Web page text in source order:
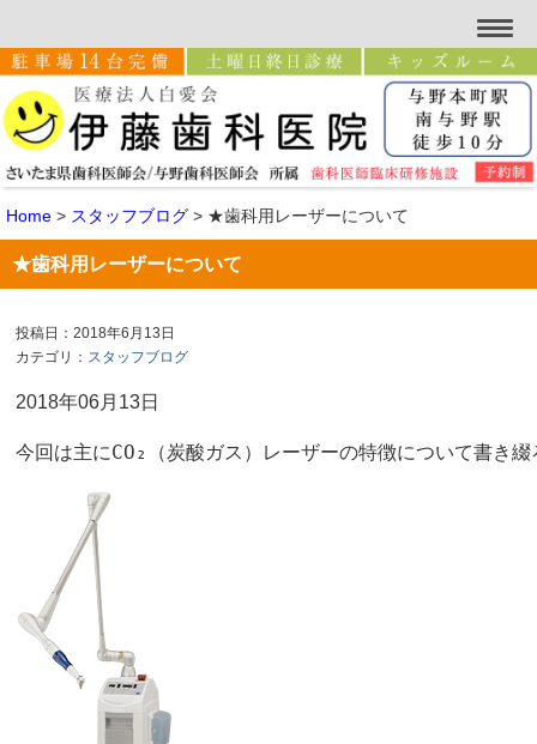
Home > スタッフブログ > ★歯科用レーザーについて
★歯科用レーザーについて
投稿日：2018年6月13日
カテゴリ： スタッフブログ
2018年06月13日
今回は主にCO₂（炭酸ガス）レーザーの特徴について書き